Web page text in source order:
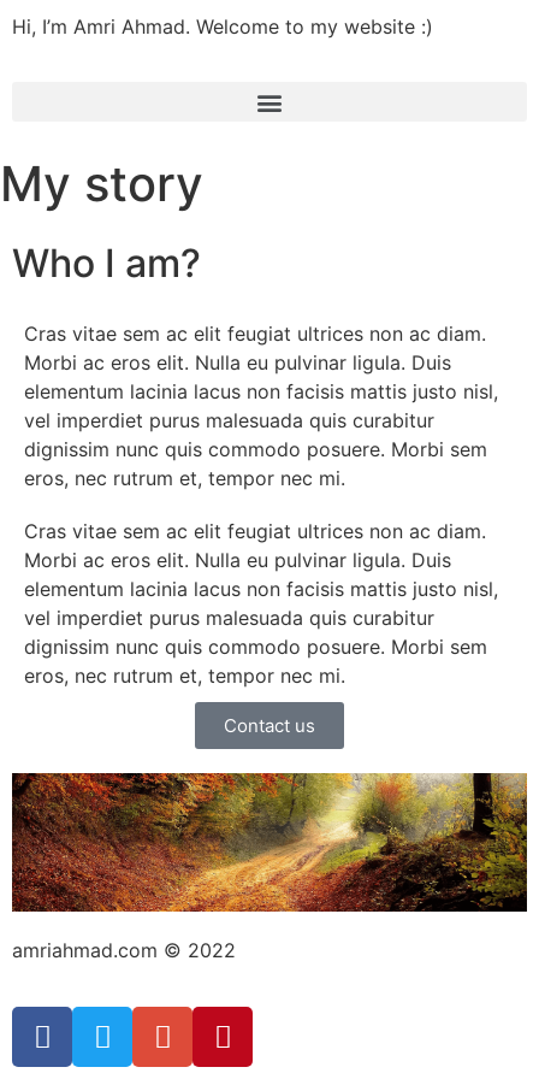
Hi, I’m Amri Ahmad. Welcome to my website :)
My story
Who I am?
Cras vitae sem ac elit feugiat ultrices non ac diam.
Morbi ac eros elit. Nulla eu pulvinar ligula. Duis
elementum lacinia lacus non facisis mattis justo nisl,
vel imperdiet purus malesuada quis curabitur
dignissim nunc quis commodo posuere. Morbi sem
eros, nec rutrum et, tempor nec mi.
Cras vitae sem ac elit feugiat ultrices non ac diam.
Morbi ac eros elit. Nulla eu pulvinar ligula. Duis
elementum lacinia lacus non facisis mattis justo nisl,
vel imperdiet purus malesuada quis curabitur
dignissim nunc quis commodo posuere. Morbi sem
eros, nec rutrum et, tempor nec mi.
Contact us
amriahmad.com © 2022